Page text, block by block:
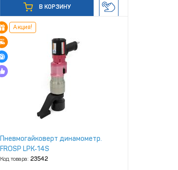
В КОРЗИНУ
Акция!
Пневмогайковерт динамометр.
FROSP LPK‑14S
Код товара:23542